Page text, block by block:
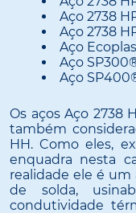
Aço 2738
Aço 2738
Aço
Aço
Aço
Os aços Aço 2738
também
HH. Como eles,
enquadra nesta
realidade ele é
de solda,
condutividade